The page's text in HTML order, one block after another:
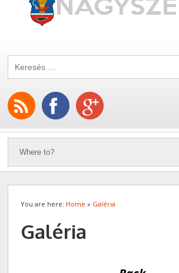
You are here: Home » Galéria
Galéria